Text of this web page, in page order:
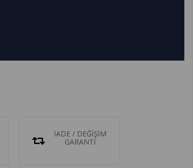
İADE / DEĞİŞİM
GARANTİ